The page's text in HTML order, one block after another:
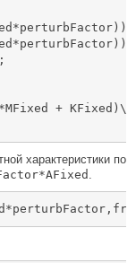
характеристики по